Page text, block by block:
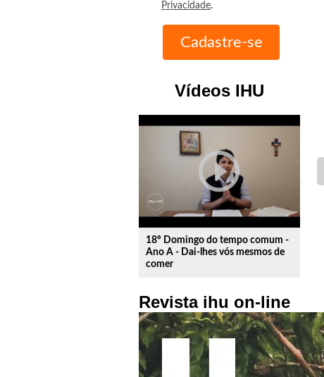
Privacidade.
Vídeos IHU
play_circle_outline
18º Domingo do tempo comum -
Ano A - Dai-lhes vós mesmos de
comer
Revista ihu on-line